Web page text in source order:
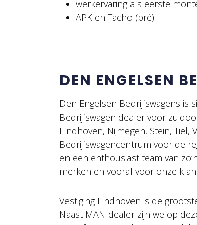
werkervaring als eerste
APK en Tacho (pré)
DEN ENGELSEN
Den Engelsen Bedrijfswagens is
Bedrijfswagen dealer voor
Eindhoven, Nijmegen, Stein,
Bedrijfswagencentrum voor de
en een enthousiast team van
merken en vooral voor onze
Vestiging Eindhoven is de
Naast MAN-dealer zijn we op